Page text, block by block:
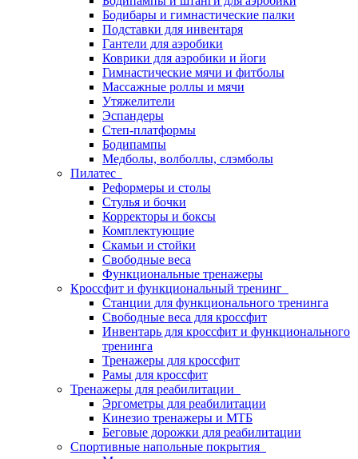
Бодибары и гимнастические палки
Подставки для инвентаря
Гантели для аэробики
Коврики для аэробики и йоги
Гимнастические мячи и фитболы
Массажные роллы и мячи
Утяжелители
Эспандеры
Степ-платформы
Бодипампы
Медболы, волболлы, слэмболы
Пилатес
Реформеры и столы
Стулья и бочки
Корректоры и боксы
Комплектующие
Скамьи и стойки
Свободные веса
Функциональные тренажеры
Кроссфит и функциональный тренинг
Станции для функционального тренинга
Свободные веса для кроссфит
Инвентарь для кроссфит и функционального
тренинга
Тренажеры для кроссфит
Рамы для кроссфит
Тренажеры для реабилитации
Эргометры для реабилитации
Кинезио тренажеры и МТБ
Беговые дорожки для реабилитации
Спортивные напольные покрытия